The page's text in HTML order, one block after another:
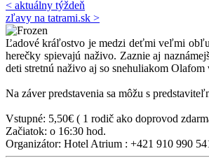
< aktuálny týždeň
zľavy na tatrami.sk >
Ľadové kráľostvo je medzi deťmi veľmi
herečky spievajú naživo. Zaznie aj
deti stretnú naživo aj so snehuliakom
Na záver predstavenia sa môžu s
Vstupné: 5,50€ ( 1 rodič ako doprovod
Začiatok: o 16:30 hod.
Organizátor: Hotel Atrium : +421 910 990